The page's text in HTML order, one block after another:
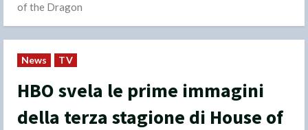
of the Dragon
News TV
HBO svela le prime immagini
della terza stagione di House of